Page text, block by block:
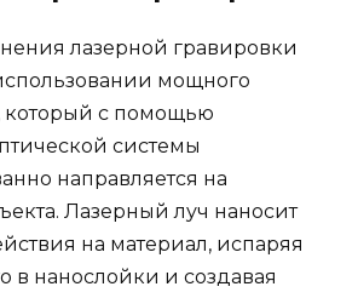
лазерной гравировки
мощного
который с помощью
системы
направляется на
Лазерный луч наносит
на материал, испаряя
в нанослойки и создавая